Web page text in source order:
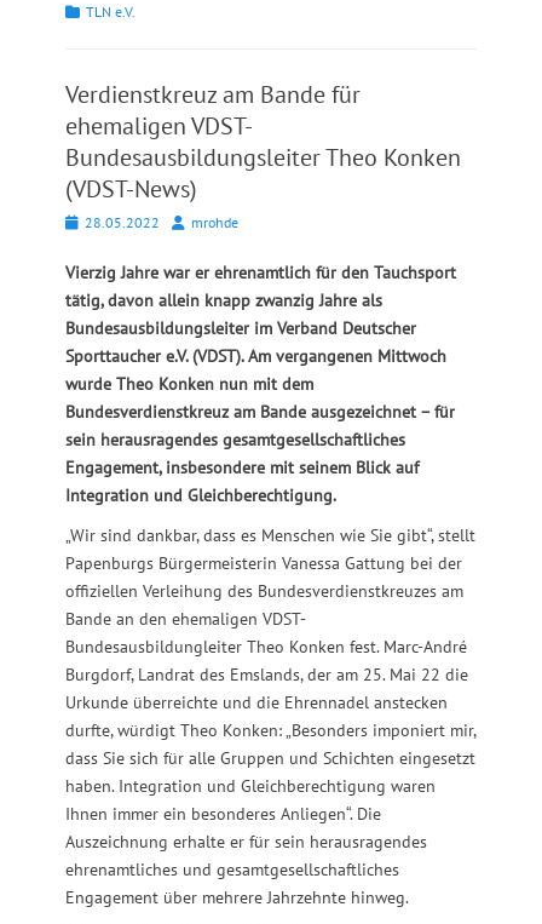
Kategorien
TLN e.V.
Verdienstkreuz am Bande für
ehemaligen VDST-
Bundesausbildungsleiter Theo Konken
(VDST-News)
Posted28.05.2022 Autormrohde
Vierzig Jahre war er ehrenamtlich für den Tauchsport
tätig, davon allein knapp zwanzig Jahre als
Bundesausbildungsleiter im Verband Deutscher
Sporttaucher e.V. (VDST). Am vergangenen Mittwoch
wurde Theo Konken nun mit dem
Bundesverdienstkreuz am Bande ausgezeichnet – für
sein herausragendes gesamtgesellschaftliches
Engagement, insbesondere mit seinem Blick auf
Integration und Gleichberechtigung.
„Wir sind dankbar, dass es Menschen wie Sie gibt“, stellt
Papenburgs Bürgermeisterin Vanessa Gattung bei der
offiziellen Verleihung des Bundesverdienstkreuzes am
Bande an den ehemaligen VDST-
Bundesausbildungleiter Theo Konken fest. Marc-André
Burgdorf, Landrat des Emslands, der am 25. Mai 22 die
Urkunde überreichte und die Ehrennadel anstecken
durfte, würdigt Theo Konken: „Besonders imponiert mir,
dass Sie sich für alle Gruppen und Schichten eingesetzt
haben. Integration und Gleichberechtigung waren
Ihnen immer ein besonderes Anliegen“. Die
Auszeichnung erhalte er für sein herausragendes
ehrenamtliches und gesamtgesellschaftliches
Engagement über mehrere Jahrzehnte hinweg.